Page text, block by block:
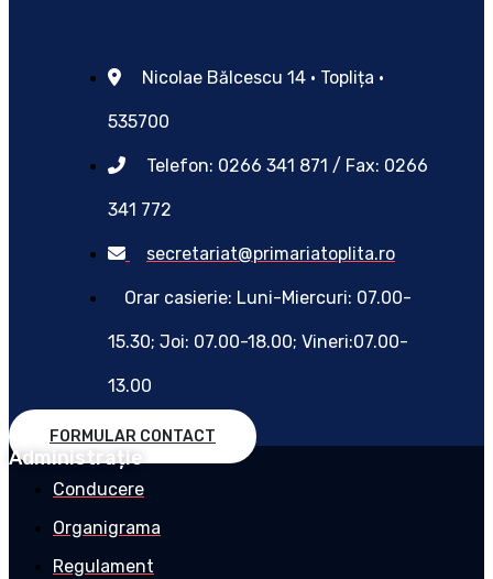
Nicolae Bălcescu 14 • Toplița •
535700
Telefon: 0266 341 871 / Fax: 0266
341 772
secretariat@primariatoplita.ro
Orar casierie: Luni-Miercuri: 07.00-
15.30; Joi: 07.00-18.00; Vineri:07.00-
13.00
FORMULAR CONTACT
Administrație
Conducere
Organigrama
Regulament